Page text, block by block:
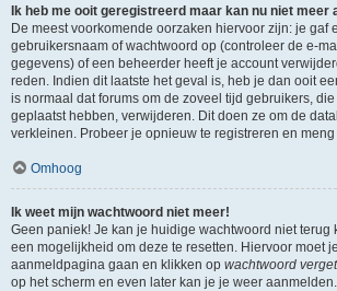
Ik heb me ooit geregistreerd maar kan nu niet meer
De meest voorkomende oorzaken hiervoor zijn: je gaf
gebruikersnaam of wachtwoord op (controleer de e-
gegevens) of een beheerder heeft je account
reden. Indien dit laatste het geval is, heb je dan ooit
is normaal dat forums om de zoveel tijd gebruikers,
geplaatst hebben, verwijderen. Dit doen ze om de
verkleinen. Probeer je opnieuw te registreren en
Omhoog
Ik weet mijn wachtwoord niet meer!
Geen paniek! Je kan je huidige wachtwoord niet terug
een mogelijkheid om deze te resetten. Hiervoor moet
aanmeldpagina gaan en klikken op wachtwoord
op het scherm en even later kan je je weer aanmelden.